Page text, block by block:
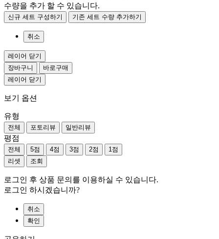
수량을 추가 할 수 있습니다.
신규 세트 구성하기 기존 세트 수량 추가하기
취소
레이어 닫기
장바구니
바로구매
레이어 닫기
보기 옵션
유형
전체 포토리뷰 일반리뷰
평점
전체 5점 4점 3점 2점
1점
리셋
조회
로그인 후 상품 문의를 이용하실 수 있습니다.
로그인 하시겠습니까?
취소
확인